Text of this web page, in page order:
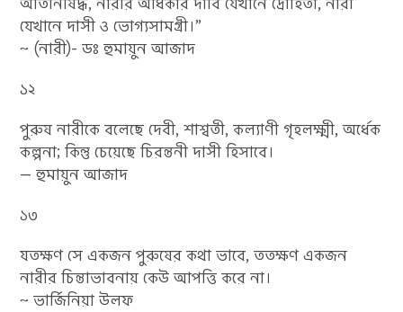
যেখানে দাসী ও ভোগ্যসামগ্রী।”
~ (নারী)- ডঃ হুমায়ুন আজাদ
১২
পুরুষ নারীকে বলেছে দেবী, শাশ্বতী, কল্যাণী গৃহলক্ষ্মী, অর্ধেক
কল্পনা; কিন্তু চেয়েছে চিরন্তনী দাসী হিসাবে।
— হুমায়ুন আজাদ
১৩
যতক্ষণ সে একজন পুরুষের কথা ভাবে, ততক্ষণ একজন
নারীর চিন্তাভাবনায় কেউ আপত্তি করে না।
~ ভার্জিনিয়া উলফ